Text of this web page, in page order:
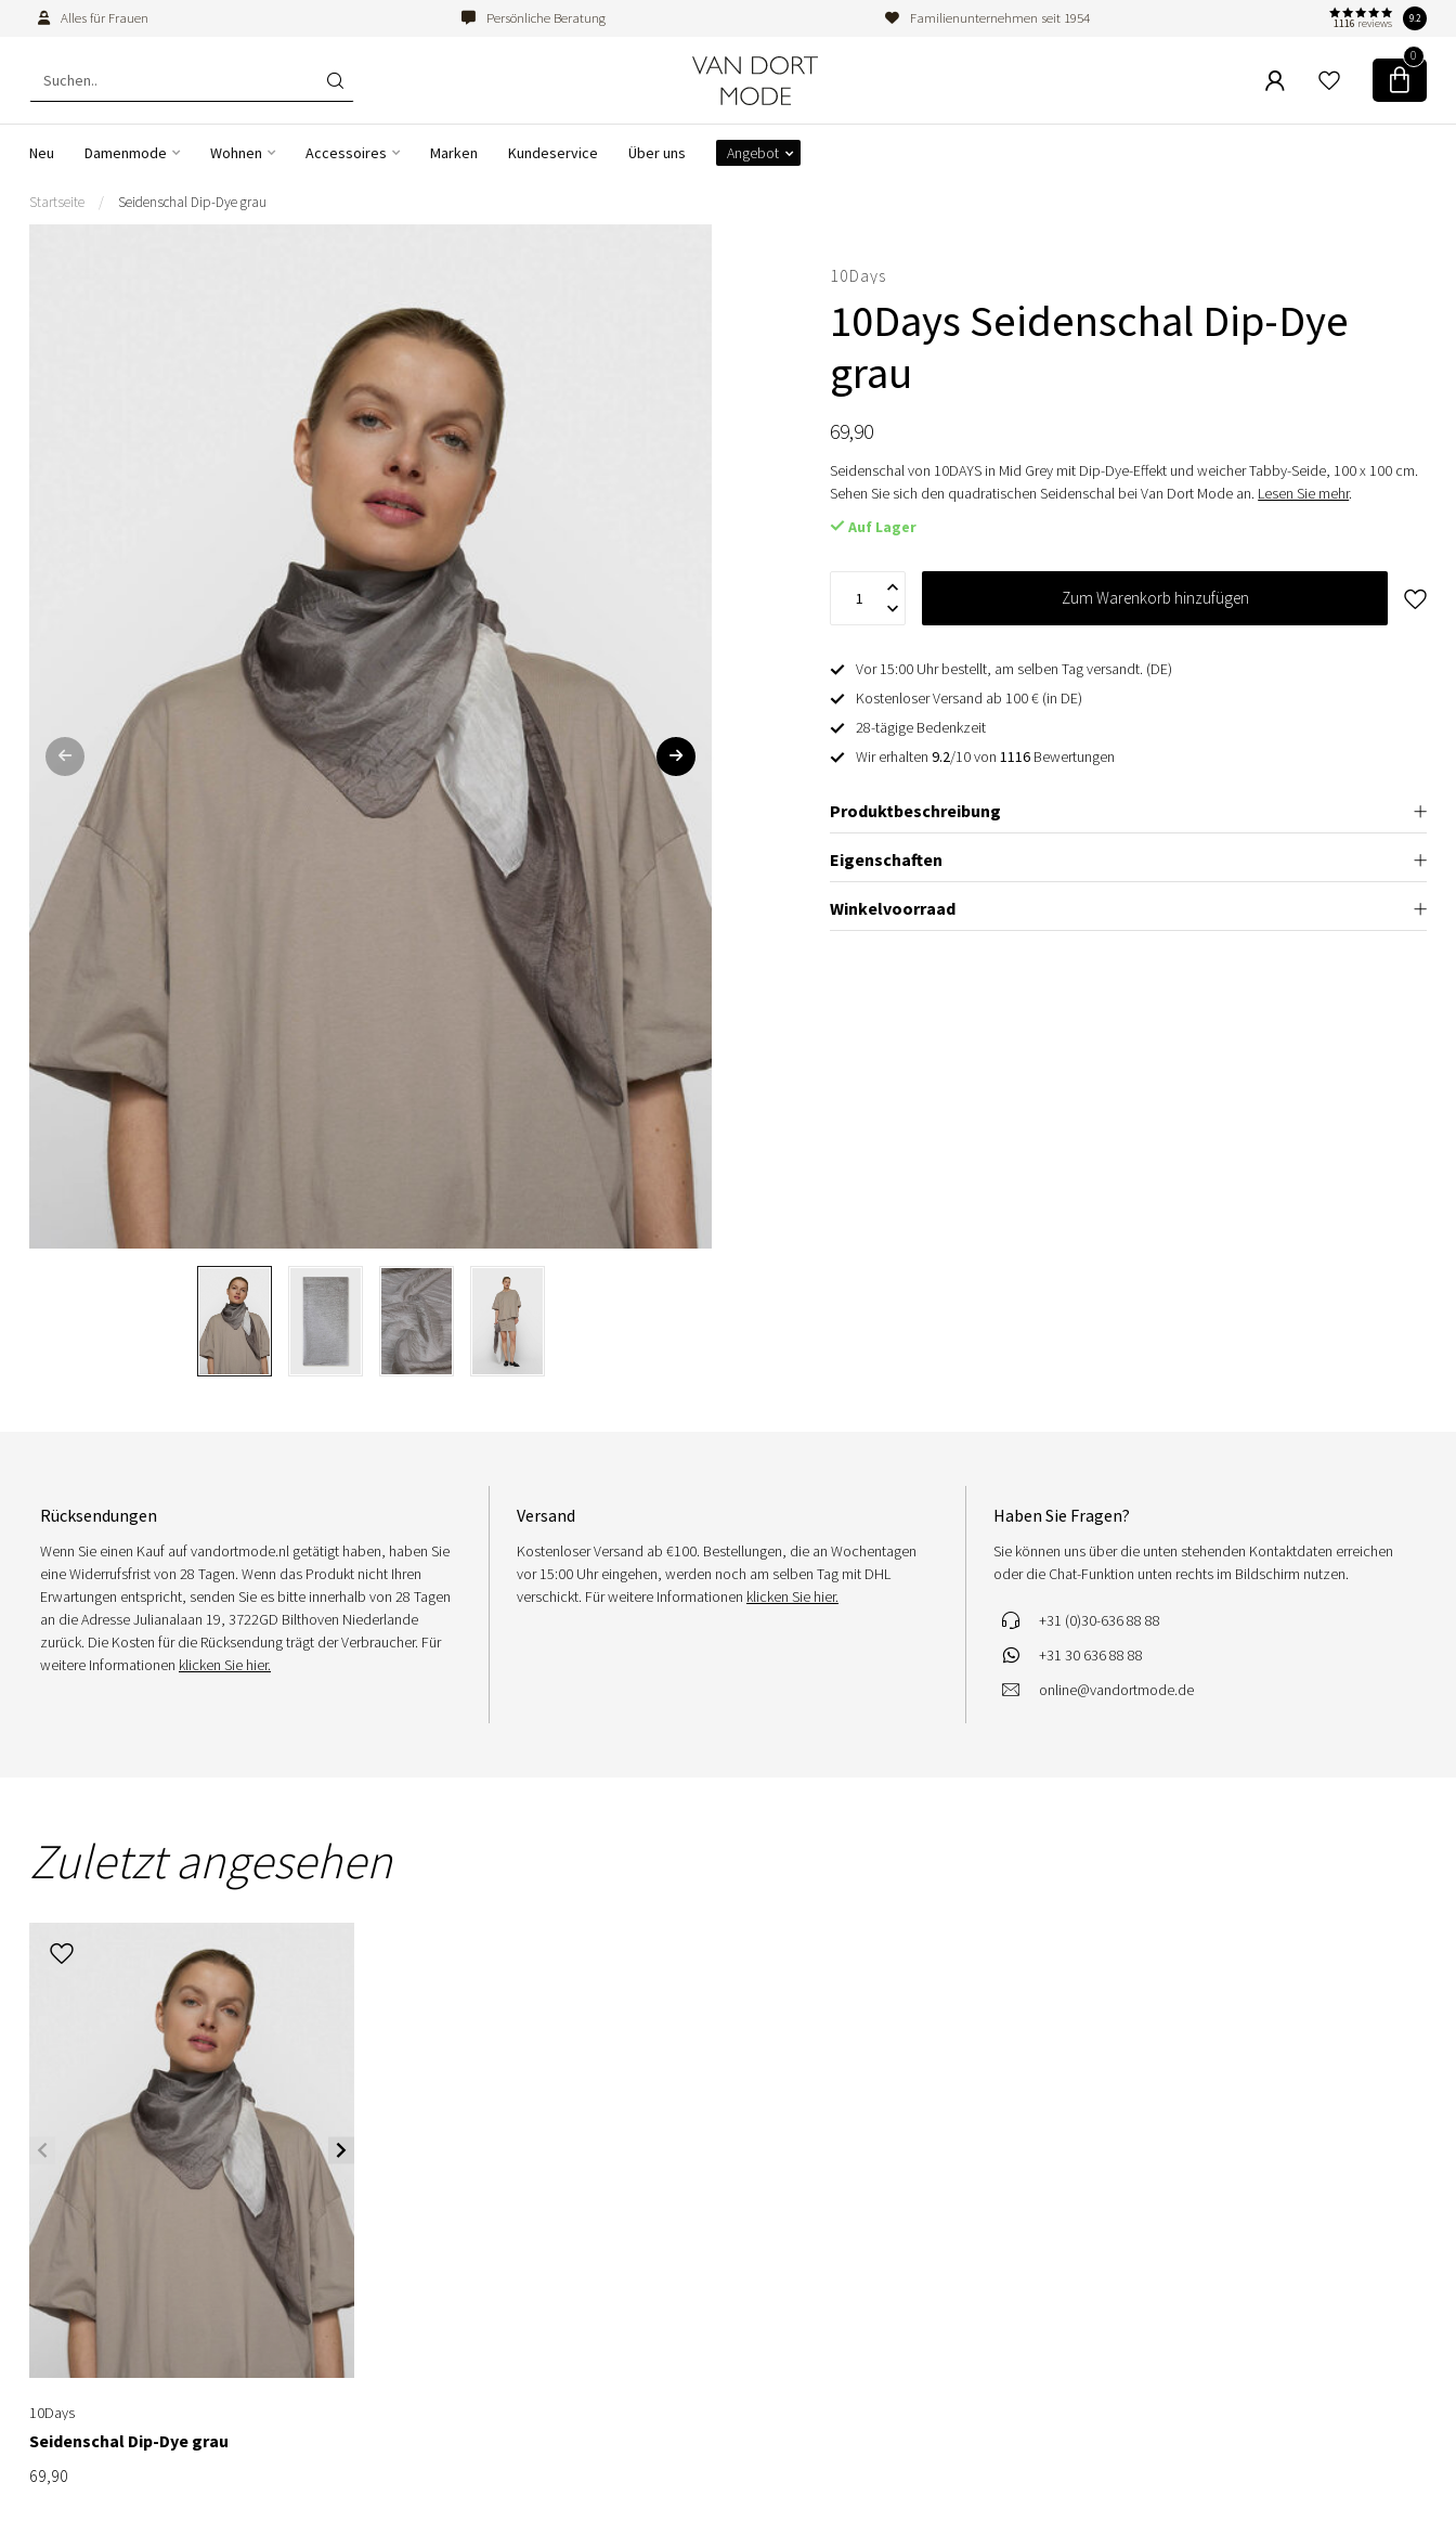
Alles für Frauen Persönliche Beratung Familienunternehmen seit 1954 1116 reviews 9.2
0
Neu Damenmode Wohnen Accessoires Marken Kundeservice Über uns Angebot
Startseite / Seidenschal Dip-Dye grau
10Days
10Days Seidenschal Dip-Dye
grau
69,90
Seidenschal von 10DAYS in Mid Grey mit Dip-Dye-Effekt und weicher Tabby-Seide, 100 x 100 cm.
Sehen Sie sich den quadratischen Seidenschal bei Van Dort Mode an. Lesen Sie mehr.
Auf Lager
Zum Warenkorb hinzufügen
Vor 15:00 Uhr bestellt, am selben Tag versandt. (DE)
Kostenloser Versand ab 100 € (in DE)
28-tägige Bedenkzeit
Wir erhalten9.2/10 von1116 Bewertungen
Produktbeschreibung
Eigenschaften
Winkelvoorraad
Rücksendungen
Wenn Sie einen Kauf auf vandortmode.nl getätigt haben, haben Sie
eine Widerrufsfrist von 28 Tagen. Wenn das Produkt nicht Ihren
Erwartungen entspricht, senden Sie es bitte innerhalb von 28 Tagen
an die Adresse Julianalaan 19, 3722GD Bilthoven Niederlande
zurück. Die Kosten für die Rücksendung trägt der Verbraucher. Für
weitere Informationen klicken Sie hier.
Versand
Kostenloser Versand ab €100. Bestellungen, die an Wochentagen
vor 15:00 Uhr eingehen, werden noch am selben Tag mit DHL
verschickt. Für weitere Informationen klicken Sie hier.
Haben Sie Fragen?
Sie können uns über die unten stehenden Kontaktdaten erreichen
oder die Chat-Funktion unten rechts im Bildschirm nutzen.
+31 (0)30-636 88 88
+31 30 636 88 88
online@vandortmode.de
Zuletzt angesehen
10Days
Seidenschal Dip-Dye grau
69,90